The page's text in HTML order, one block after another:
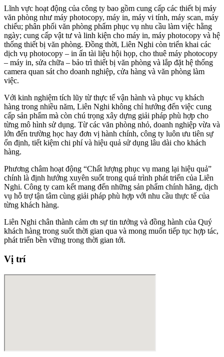
Lĩnh vực hoạt động của công ty bao gồm cung cấp các thiết bị máy
văn phòng như máy photocopy, máy in, máy vi tính, máy scan, máy
chiếu; phân phối văn phòng phẩm phục vụ nhu cầu làm việc hằng
ngày; cung cấp vật tư và linh kiện cho máy in, máy photocopy và hệ
thống thiết bị văn phòng. Đồng thời, Liên Nghi còn triển khai các
dịch vụ photocopy – in ấn tài liệu hội họp, cho thuê máy photocopy
– máy in, sửa chữa – bảo trì thiết bị văn phòng và lắp đặt hệ thống
camera quan sát cho doanh nghiệp, cửa hàng và văn phòng làm
việc.
Với kinh nghiệm tích lũy từ thực tế vận hành và phục vụ khách
hàng trong nhiều năm, Liên Nghi không chỉ hướng đến việc cung
cấp sản phẩm mà còn chú trọng xây dựng giải pháp phù hợp cho
từng mô hình sử dụng. Từ các văn phòng nhỏ, doanh nghiệp vừa và
lớn đến trường học hay đơn vị hành chính, công ty luôn ưu tiên sự
ổn định, tiết kiệm chi phí và hiệu quả sử dụng lâu dài cho khách
hàng.
Phương châm hoạt động “Chất lượng phục vụ mang lại hiệu quả”
chính là định hướng xuyên suốt trong quá trình phát triển của Liên
Nghi. Công ty cam kết mang đến những sản phẩm chính hãng, dịch
vụ hỗ trợ tận tâm cùng giải pháp phù hợp với nhu cầu thực tế của
từng khách hàng.
Liên Nghi chân thành cảm ơn sự tin tưởng và đồng hành của Quý
khách hàng trong suốt thời gian qua và mong muốn tiếp tục hợp tác,
phát triển bền vững trong thời gian tới.
Vị trí